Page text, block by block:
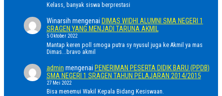
Kelass, banyak siswa berprestasi
Winarsih mengenai DIMAS WIDHI ALUMNI SMA NEGERI 1
SRAGEN YANG MENJADI TARUNA AKMIL
5 Oktober 2022
Mantap keren poll smoga putra sy nyusul juga ke Akmil ya mas
Dimas...bravo akmil
admin mengenai PENERIMAN PESERTA DIDIK BARU (PPDB)
SMA NEGERI 1 SRAGEN TAHUN PELAJARAN 2014/2015
27 Mei 2022
Bisa menemui Wakil Kepala Bidang Kesiswaan.